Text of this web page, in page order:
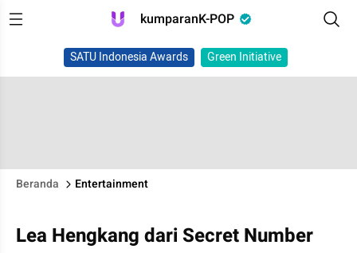
kumparanK-POP
SATU Indonesia Awards Green Initiative
Beranda Entertainment
Lea Hengkang dari Secret Number